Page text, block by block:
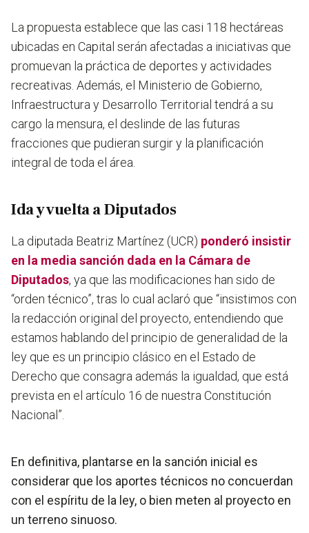
La propuesta establece que las casi 118 hectáreas
ubicadas en Capital serán afectadas a iniciativas que
promuevan la práctica de deportes y actividades
recreativas. Además, el Ministerio de Gobierno,
Infraestructura y Desarrollo Territorial tendrá a su
cargo la mensura, el deslinde de las futuras
fracciones que pudieran surgir y la planificación
integral de toda el área.
Ida y vuelta a Diputados
La diputada Beatriz Martínez (UCR) ponderó insistir
en la media sanción dada en la Cámara de
Diputados, ya que las modificaciones han sido de
“orden técnico”, tras lo cual aclaró que “insistimos con
la redacción original del proyecto, entendiendo que
estamos hablando del principio de generalidad de la
ley que es un principio clásico en el Estado de
Derecho que consagra además la igualdad, que está
prevista en el artículo 16 de nuestra Constitución
Nacional”.
En definitiva, plantarse en la sanción inicial es
considerar que los aportes técnicos no concuerdan
con el espíritu de la ley, o bien meten al proyecto en
un terreno sinuoso.